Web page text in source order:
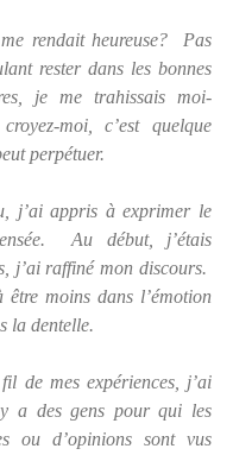
rendait heureuse?  Pas
rester dans les bonnes
je me trahissais moi-
moi, c’est quelque
perpétuer.
j’ai appris à exprimer le
Au début, j’étais
j’ai raffiné mon discours.
moins dans l’émotion
la dentelle.
de mes expériences, j’ai
a des gens pour qui les
ou d’opinions sont vus